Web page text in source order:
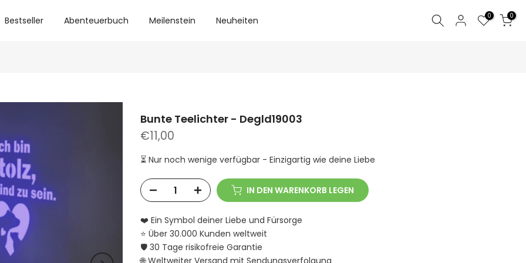
Bestseller Abenteuerbuch Meilenstein Neuheiten 0 0
Bunte Teelichter - Degld19003
€11,00
⏳ Nur noch wenige verfügbar - Einzigartig wie deine Liebe
IN DEN WARENKORB LEGEN
❤️ Ein Symbol deiner Liebe und Fürsorge
⭐ Über 30.000 Kunden weltweit
🛡️ 30 Tage risikofreie Garantie
🌐 Weltweiter Versand mit Sendungsverfolgung